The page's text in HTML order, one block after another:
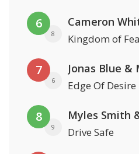
6
8
Cameron
Kingdom of
7
6
Jonas Blue &
Edge Of Desire
8
9
Myles Smith
Drive Safe